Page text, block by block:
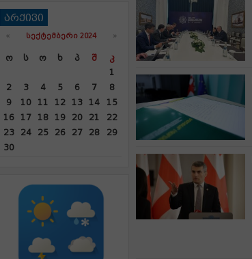
არქივი
« ᲡᲔᲥᲢᲔᲛᲑᲔᲠᲘ 2024 »
Ო Ს Ო Ხ Პ Შ
Კ
1
2
3 4 5 6 7
8
9
10 11 12 13 14
15
16
17 18 19 20 21
22
23
24 25 26 27 28
29
30